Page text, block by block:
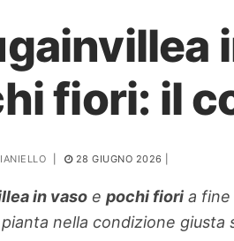
NOVITÀ
AMBIENTI
Ortaggio
Search for:
fiori: il
28 GIUGNO 2026
in vaso e pochi fiori a fine
nella condizione giusta